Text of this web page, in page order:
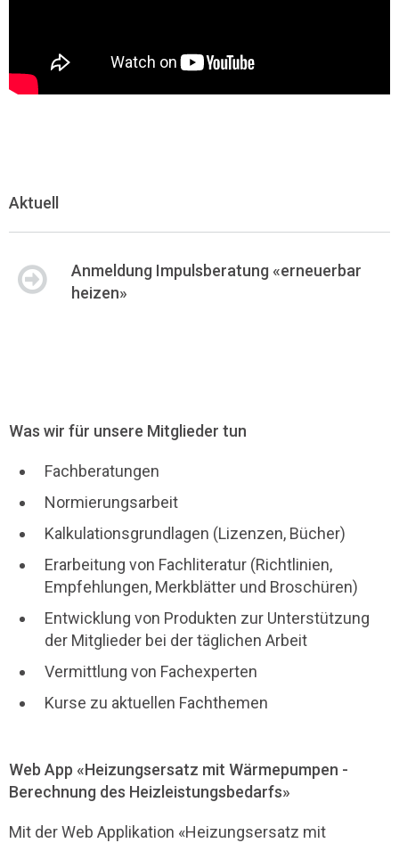
Aktuell
Anmeldung Impulsberatung «erneuerbar
heizen»
Was wir für unsere Mitglieder tun
Fachberatungen
Normierungsarbeit
Kalkulationsgrundlagen (Lizenzen, Bücher)
Erarbeitung von Fachliteratur (Richtlinien,
Empfehlungen, Merkblätter und Broschüren)
Entwicklung von Produkten zur Unterstützung
der Mitglieder bei der täglichen Arbeit
Vermittlung von Fachexperten
Kurse zu aktuellen Fachthemen
Web App «Heizungsersatz mit Wärmepumpen -
Berechnung des Heizleistungsbedarfs»
Mit der Web Applikation «Heizungsersatz mit